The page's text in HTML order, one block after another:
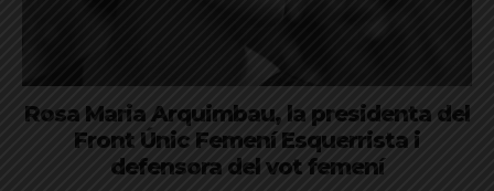
Rosa Maria Arquimbau, la presidenta del
Front Únic Femení Esquerrista i
defensora del vot femení